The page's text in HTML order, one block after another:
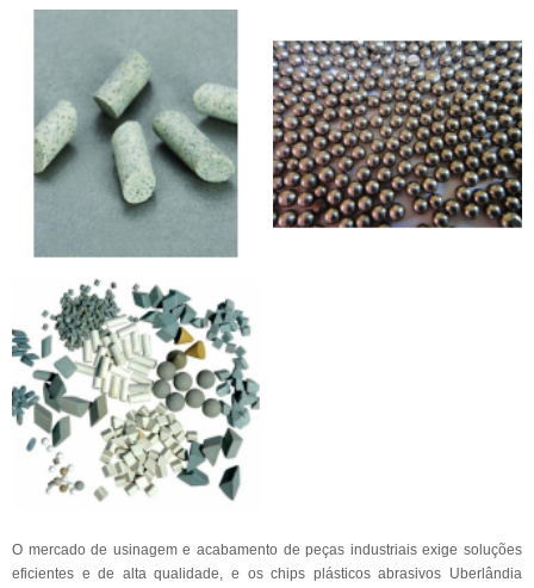
O mercado de usinagem e acabamento de peças industriais exige soluções
eficientes e de alta qualidade, e os chips plásticos abrasivos Uberlândia